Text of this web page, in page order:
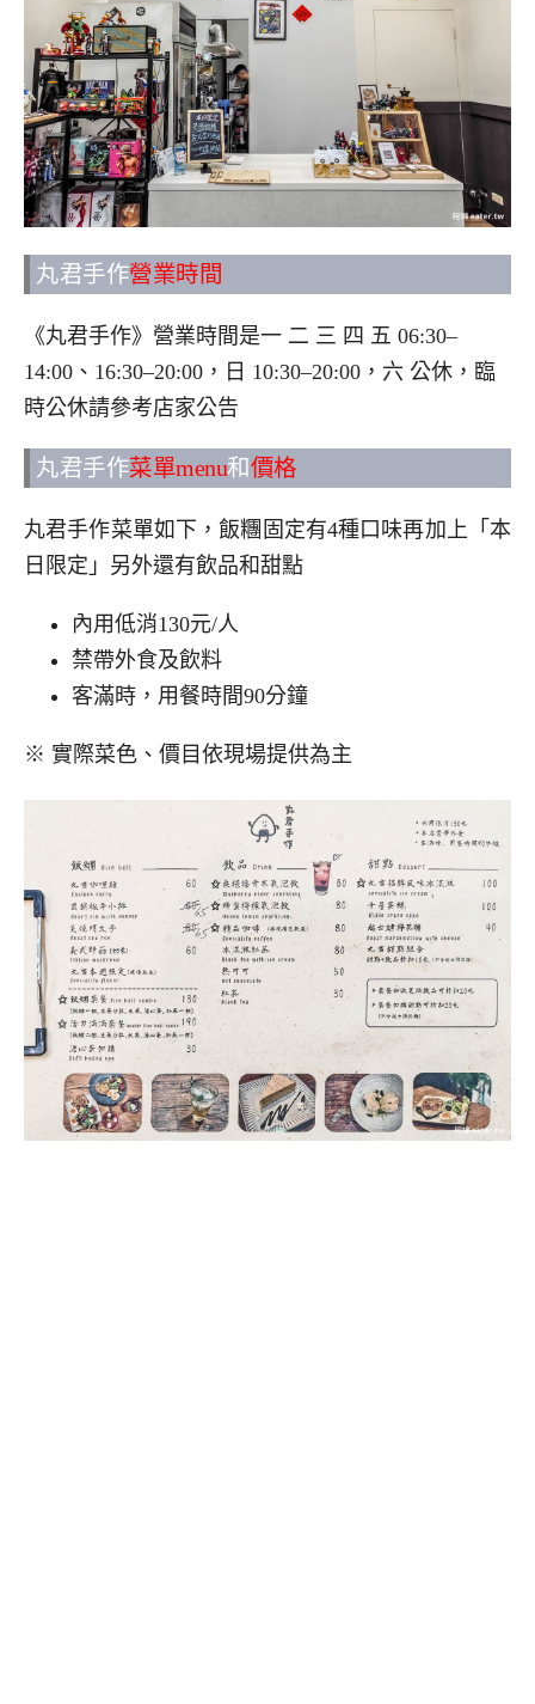
丸君手作營業時間
《丸君手作》營業時間是一 二 三 四 五 06:30–
14:00、16:30–20:00，日 10:30–20:00，六 公休，臨
時公休請參考店家公告
丸君手作菜單menu和價格
丸君手作菜單如下，飯糰固定有4種口味再加上「本
日限定」另外還有飲品和甜點
內用低消130元/人
禁帶外食及飲料
客滿時，用餐時間90分鐘
※ 實際菜色、價目依現場提供為主